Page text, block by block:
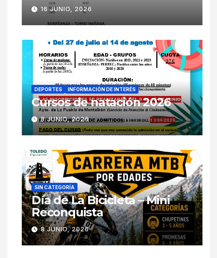
16 JUNIO, 2026
DEPORTES INFORMACIÓN DE INTERÉS
Cursos de natación 2026
8 JUNIO, 2026
SIN CATEGORÍA
Día de La Bicicleta – Mini
Reconquista
8 JUNIO, 2026